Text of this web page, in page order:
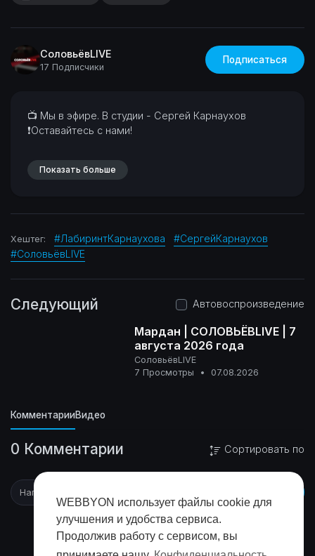
WEBBYON использует файлы cookie для
улучшения и удобства сервиса.
Продолжив работу с сервисом, вы
СоловьёвLIVE
17 Подписчики
Подписаться
⁣📺 Мы в эфире. В студии - Сергей Карнаухов
❗Оставайтесь с нами!
Показать больше
Хештег: #ЛабиринтКарнаухова
#СергейКарнаухов
#СоловьёвLIVE
Следующий Автовоспроизведение
Мардан | СОЛОВЬЁВLIVE | 7
августа 2026 года
СоловьёвLIVE
7 Просмотры
• 07.08.2026
КомментарииВидео
0 Комментарии Сортировать по